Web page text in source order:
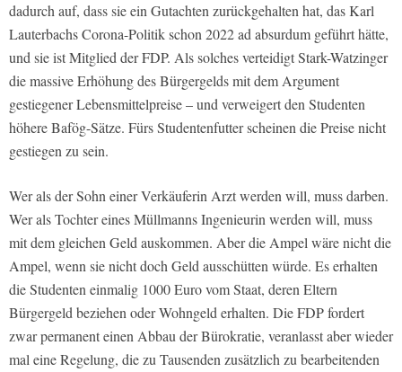
dadurch auf, dass sie ein Gutachten zurückgehalten hat, das Karl
Lauterbachs Corona-Politik schon 2022 ad absurdum geführt hätte,
und sie ist Mitglied der FDP. Als solches verteidigt Stark-Watzinger
die massive Erhöhung des Bürgergelds mit dem Argument
gestiegener Lebensmittelpreise – und verweigert den Studenten
höhere Bafög-Sätze. Fürs Studentenfutter scheinen die Preise nicht
gestiegen zu sein.
Wer als der Sohn einer Verkäuferin Arzt werden will, muss darben.
Wer als Tochter eines Müllmanns Ingenieurin werden will, muss
mit dem gleichen Geld auskommen. Aber die Ampel wäre nicht die
Ampel, wenn sie nicht doch Geld ausschütten würde. Es erhalten
die Studenten einmalig 1000 Euro vom Staat, deren Eltern
Bürgergeld beziehen oder Wohngeld erhalten. Die FDP fordert
zwar permanent einen Abbau der Bürokratie, veranlasst aber wieder
mal eine Regelung, die zu Tausenden zusätzlich zu bearbeitenden